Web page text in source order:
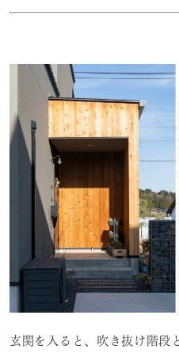
玄関を入ると、吹き抜け階段